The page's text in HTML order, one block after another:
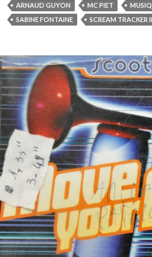
ARNAUD GUYON MC PIET
SABINE FONTAINE
SCREAM TRACKER